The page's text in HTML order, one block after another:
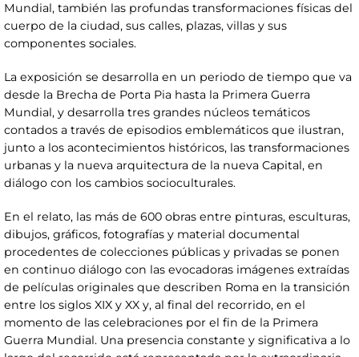
Mundial, también las profundas transformaciones físicas del
cuerpo de la ciudad, sus calles, plazas, villas y sus
componentes sociales.
La exposición se desarrolla en un periodo de tiempo que va
desde la Brecha de Porta Pia hasta la Primera Guerra
Mundial, y desarrolla tres grandes núcleos temáticos
contados a través de episodios emblemáticos que ilustran,
junto a los acontecimientos históricos, las transformaciones
urbanas y la nueva arquitectura de la nueva Capital, en
diálogo con los cambios socioculturales.
En el relato, las más de 600 obras entre pinturas, esculturas,
dibujos, gráficos, fotografías y material documental
procedentes de colecciones públicas y privadas se ponen
en continuo diálogo con las evocadoras imágenes extraídas
de películas originales que describen Roma en la transición
entre los siglos XIX y XX y, al final del recorrido, en el
momento de las celebraciones por el fin de la Primera
Guerra Mundial. Una presencia constante y significativa a lo